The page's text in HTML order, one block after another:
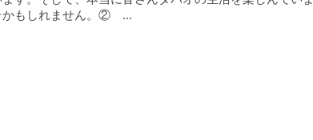
かもしれません。② ...